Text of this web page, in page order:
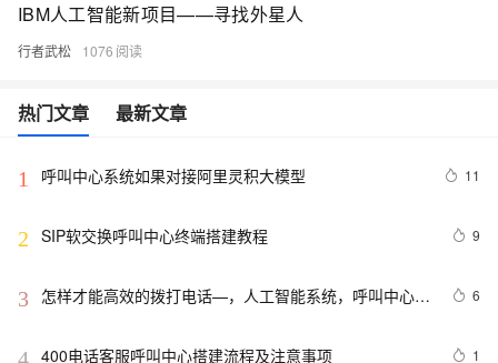
IBM人工智能新项目——寻找外星人
行者武松 1076
热门文章 最新文章
1 呼叫中心系统如果对接阿里灵积大模型 11
2 SIP软交换呼叫中心终端搭建教程 9
3
怎样才能高效的拨打电话—，人工智能系统，呼叫中心，
6
400电话客服呼叫中心搭建流程及注意事项 1